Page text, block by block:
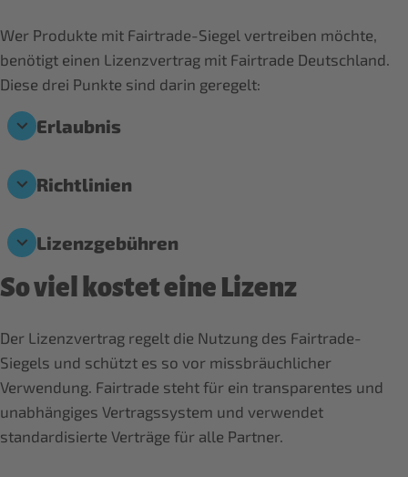
Wer Produkte mit Fairtrade-Siegel vertreiben möchte,
benötigt einen Lizenzvertrag mit Fairtrade Deutschland.
Diese drei Punkte sind darin geregelt:
Erlaubnis
Richtlinien
Lizenzgebühren
So viel kostet eine Lizenz
Der Lizenzvertrag regelt die Nutzung des Fairtrade-
Siegels und schützt es so vor missbräuchlicher
Verwendung. Fairtrade steht für ein transparentes und
unabhängiges Vertragssystem und verwendet
standardisierte Verträge für alle Partner.